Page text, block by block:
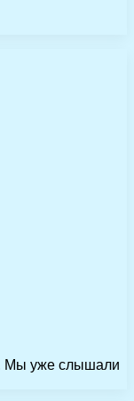
Мы уже слышали